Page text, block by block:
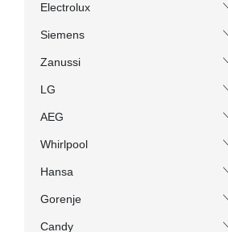
Electrolux
Siemens
Zanussi
LG
AEG
Whirlpool
Hansa
Gorenje
Candy